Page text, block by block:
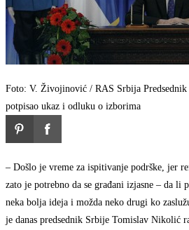
Foto: V. Živojinović / RAS Srbija
potpisao ukaz i odluku o izborima
– Došlo je vreme za ispitivanje podrške, jer
zato je potrebno da se građani izjasne – da
neka bolja ideja i možda neko drugi ko
je danas predsednik Srbije Tomislav Nikolić